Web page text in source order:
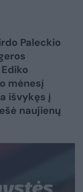
Paleckio
mėnesį
išvykęs į
naujienų